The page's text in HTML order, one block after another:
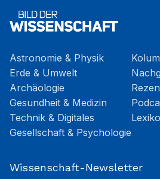
Astronomie & Physik
Erde & Umwelt
Archäologie
Gesundheit & Medizin
Technik & Digitales
Gesellschaft & Psychologie
Wissenschaft-Newsletter